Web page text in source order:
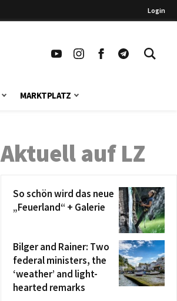
Login
MARKTPLATZ
Aktuell auf LZ
So schön wird das neue
„Feuerland“ + Galerie
Bilger and Rainer: Two
federal ministers, the
‘weather’ and light-
hearted remarks